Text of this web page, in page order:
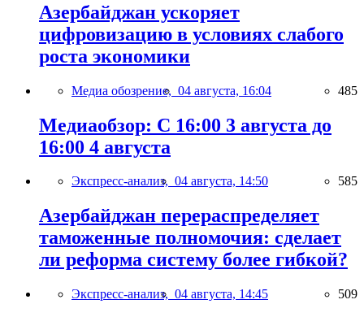
Азербайджан ускоряет
цифровизацию в условиях слабого
роста экономики
Медиа обозрение, 04 августа, 16:04 485
Медиаобзор: С 16:00 3 августа до
16:00 4 августа
Экспресс-анализ, 04 августа, 14:50 585
Азербайджан перераспределяет
таможенные полномочия: сделает
ли реформа систему более гибкой?
Экспресс-анализ, 04 августа, 14:45 509